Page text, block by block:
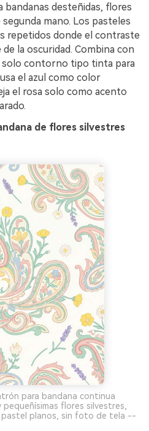
bandanas desteñidas, flores
mano. Los pasteles
repetidos donde el contraste
la oscuridad. Combina con
solo contorno tipo tinta para
el azul como color
el rosa solo como acento
de flores silvestres
para bandana continua
flores silvestres,
pastel planos, sin foto de tela --